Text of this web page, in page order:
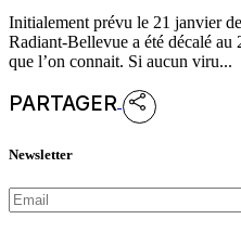
Initialement prévu le 21 janvier
Radiant-Bellevue a été décalé au
que l’on connait. Si aucun viru...
PARTAGER
Newsletter